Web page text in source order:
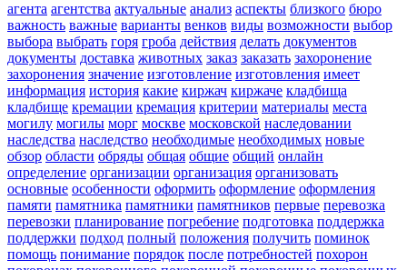
агента агентства актуальные анализ аспекты близкого бюро
важность важные варианты венков виды возможности выбор
выбора выбрать горя гроба действия делать документов
документы доставка животных заказ заказать захоронение
захоронения значение изготовление изготовления имеет
информация история какие киржач киржаче кладбища
кладбище кремации кремация критерии материалы места
могилу могилы морг москве московской наследовании
наследства наследство необходимые необходимых новые
обзор области обряды общая общие общий онлайн
определение организации организация организовать
основные особенности оформить оформление оформления
памяти памятника памятники памятников первые перевозка
перевозки планирование погребение подготовка поддержка
поддержки подход полный положения получить поминок
помощь понимание порядок после потребностей похорон